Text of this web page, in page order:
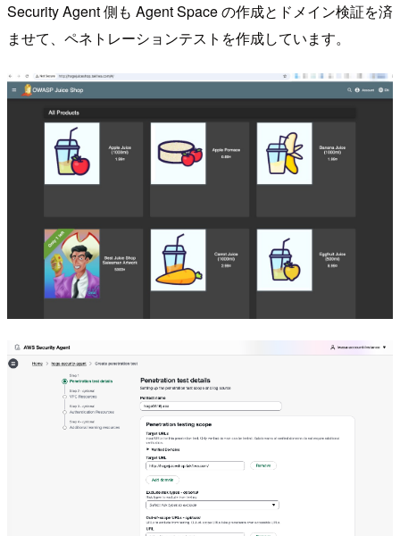
Security Agent 側も Agent Space の作成とドメイン検証を済
ませて、ペネトレーションテストを作成しています。